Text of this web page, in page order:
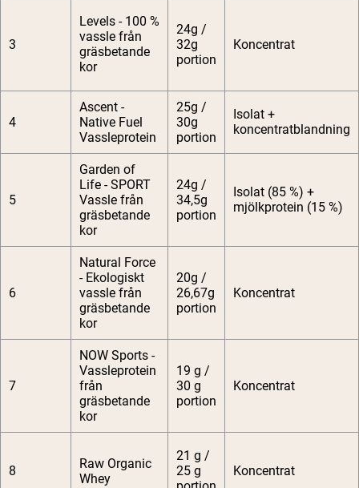
3
Levels - 100 %
vassle från
gräsbetande
kor
24g /
32g
portion
Koncentrat
4
Ascent -
Native Fuel
Vassleprotein
25g /
30g
portion
Isolat +
koncentratblandning
5
Garden of
Life - SPORT
Vassle från
gräsbetande
kor
24g /
34,5g
portion
Isolat (85 %) +
mjölkprotein (15 %)
6
Natural Force
- Ekologiskt
vassle från
gräsbetande
kor
20g /
26,67g
portion
Koncentrat
7
NOW Sports -
Vassleprotein
från
gräsbetande
kor
19 g /
30 g
portion
Koncentrat
8
Raw Organic
Whey
21 g /
25 g
Koncentrat